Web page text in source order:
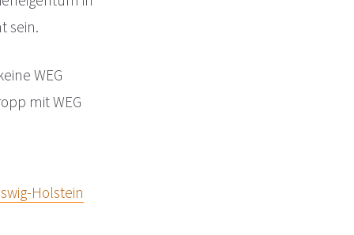
sein.
WEG
mit WEG
Holstein